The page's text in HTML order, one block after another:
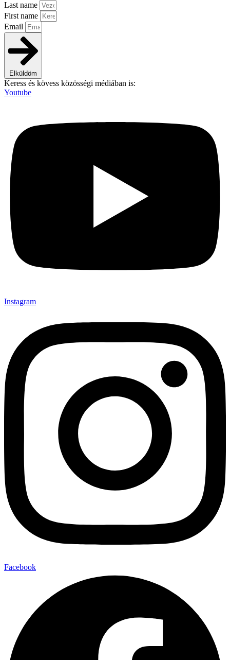
Last name
First name
Email
Elküldöm
Keress és kövess közösségi médiában is:
Youtube
Instagram
Facebook